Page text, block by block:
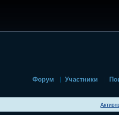
Форум Участники